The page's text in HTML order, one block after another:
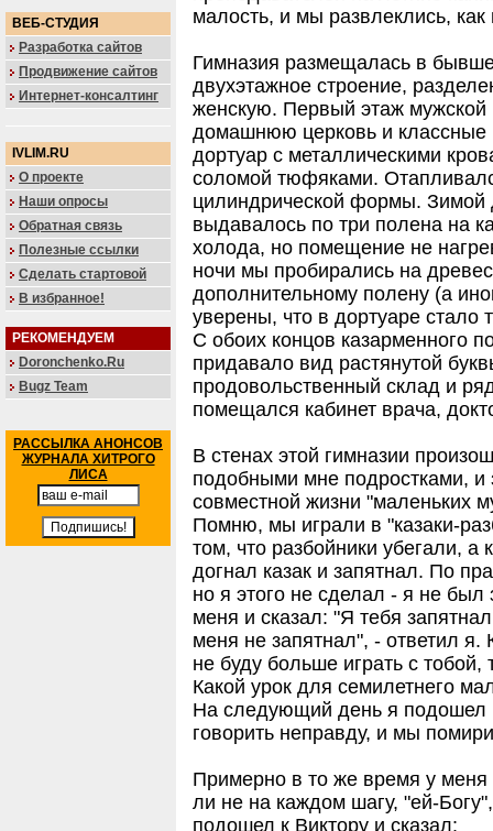
ВЕБ-СТУДИЯ
Разработка сайтов
Продвижение сайтов
Интернет-консалтинг
IVLIM.RU
О проекте
Наши опросы
Обратная связь
Полезные ссылки
Сделать стартовой
В избранное!
РЕКОМЕНДУЕМ
Doronchenko.Ru
Bugz Team
РАССЫЛКА АНОНСОВ
ЖУРНАЛА ХИТРОГО
ЛИСА
малость, и мы развлеклись, как
Гимназия размещалась в
двухэтажное строение,
женскую. Первый этаж
домашнюю церковь и
дортуар с металлическими
соломой тюфяками.
цилиндрической формы. Зимой
выдавалось по три полена на
холода, но помещение не
ночи мы пробирались на
дополнительному полену (а
уверены, что в дортуаре стало
С обоих концов казарменного
придавало вид растянутой
продовольственный склад и
помещался кабинет врача,
В стенах этой гимназии
подобными мне подростками, и
совместной жизни "маленьких
Помню, мы играли в "казаки-
том, что разбойники убегали,
догнал казак и запятнал. По
но я этого не сделал - я не
меня и сказал: "Я тебя
меня не запятнал", - ответил я.
не буду больше играть с
Какой урок для семилетнего
На следующий день я подошел
говорить неправду, и мы
Примерно в то же время у
ли не на каждом шагу, "ей-
подошел к Виктору и сказал: